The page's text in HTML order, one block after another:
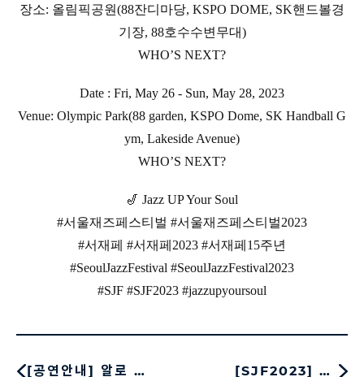
장소: 올림픽공원(88잔디마당, KSPO DOME, SK핸드볼경
기장, 88호수수변무대)
WHO’S NEXT?
Date : Fri, May 26 - Sun, May 28, 2023
Venue: Olympic Park(88 garden, KSPO Dome, SK Handball G
ym, Lakeside Avenue)
WHO’S NEXT?
🎷 Jazz UP Your Soul
#서울재즈페스티벌 #서울재즈페스티벌2023
#서재페 #서재페2023 #서재페15주년
#SeoulJazzFestival #SeoulJazzFestival2023
#SJF #SJF2023 #jazzupyoursoul
[공연안내] 알로 … [SJF2023] …